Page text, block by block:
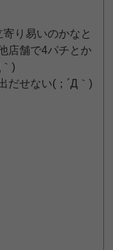
り易いのかなと
店舗で4パチとか
)
だせない(；´Д｀)